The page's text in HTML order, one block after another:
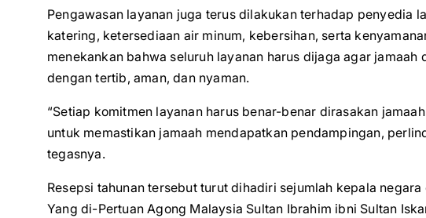
Pengawasan layanan juga terus dilakukan terhadap penyedia
katering, ketersediaan air minum, kebersihan, serta
menekankan bahwa seluruh layanan harus dijaga agar
dengan tertib, aman, dan nyaman.
“Setiap komitmen layanan harus benar-benar dirasakan
untuk memastikan jamaah mendapatkan pendampingan,
tegasnya.
Resepsi tahunan tersebut turut dihadiri sejumlah kepala
Yang di-Pertuan Agong Malaysia Sultan Ibrahim ibni Sultan